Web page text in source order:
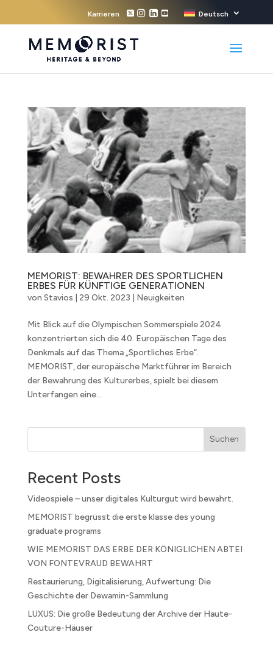
Karrieren Deutsch
MEMORIST: BEWAHRER DES SPORTLICHEN
ERBES FÜR KÜNFTIGE GENERATIONEN
von Stavios 29 Okt. 2023 Neuigkeiten
Mit Blick auf die Olympischen Sommerspiele 2024
konzentrierten sich die 40. Europäischen Tage des
Denkmals auf das Thema „Sportliches Erbe“.
MEMORIST, der europäische Marktführer im Bereich
der Bewahrung des Kulturerbes, spielt bei diesem
Unterfangen eine...
Suchen
Recent Posts
Videospiele – unser digitales Kulturgut wird bewahrt.
MEMORIST begrüsst die erste klasse des young
graduate programs
WIE MEMORIST DAS ERBE DER KÖNIGLICHEN ABTEI
VON FONTEVRAUD BEWAHRT
Restaurierung, Digitalisierung, Aufwertung: Die
Geschichte der Dewamin-Sammlung
LUXUS: Die große Bedeutung der Archive der Haute-
Couture-Häuser